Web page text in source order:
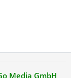
Media GmbH